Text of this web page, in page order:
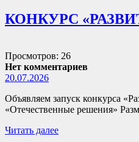
КОНКУРС
Просмотров: 26
Нет комментариев
20.07.2026
Объявляем запуск конкурса
«Отечественные решения»
Читать далее